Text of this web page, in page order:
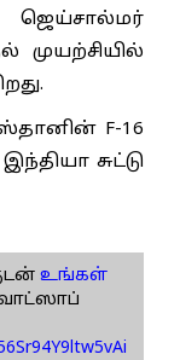
முயற்சியில்
F-16
சுட்டு
உங்கள்